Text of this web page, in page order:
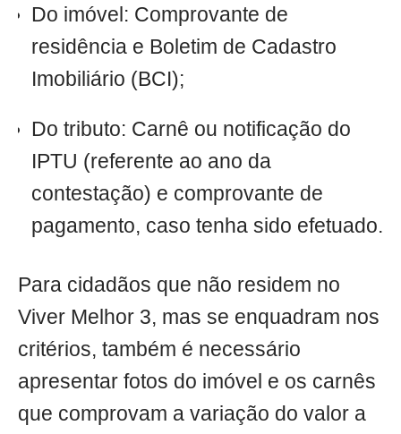
Do imóvel: Comprovante de
residência e Boletim de Cadastro
Imobiliário (BCI);
Do tributo: Carnê ou notificação do
IPTU (referente ao ano da
contestação) e comprovante de
pagamento, caso tenha sido efetuado.
Para cidadãos que não residem no
Viver Melhor 3, mas se enquadram nos
critérios, também é necessário
apresentar fotos do imóvel e os carnês
que comprovam a variação do valor a